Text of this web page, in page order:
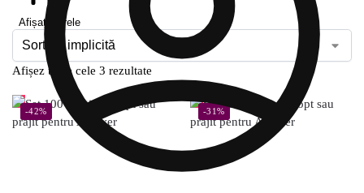
Afișați filtrele
Afișez toate cele 3 rezultate
-42% -31%